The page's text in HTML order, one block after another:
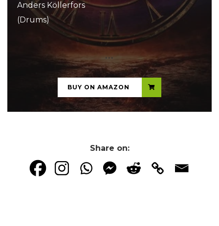
Anders Köllerfors
(Drums)
...
BUY ON AMAZON
Share on: